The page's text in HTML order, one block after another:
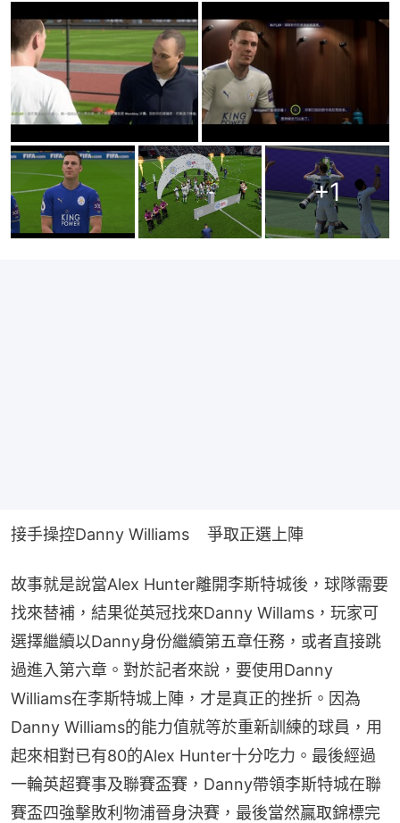
+1
接手操控Danny Williams    爭取正選上陣
故事就是說當Alex Hunter離開李斯特城後，球隊需要
找來替補，結果從英冠找來Danny Willams，玩家可
選擇繼續以Danny身份繼續第五章任務，或者直接跳
過進入第六章。對於記者來說，要使用Danny
Williams在李斯特城上陣，才是真正的挫折。因為
Danny Williams的能力值就等於重新訓練的球員，用
起來相對已有80的Alex Hunter十分吃力。最後經過
一輪英超賽事及聯賽盃賽，Danny帶領李斯特城在聯
賽盃四強擊敗利物浦晉身決賽，最後當然贏取錦標完